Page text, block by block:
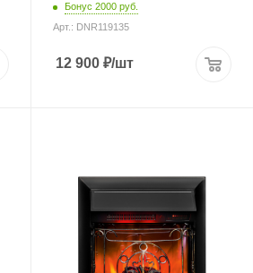
Бонус 2000 руб.
Арт.: DNR119135
12 900₽/шт